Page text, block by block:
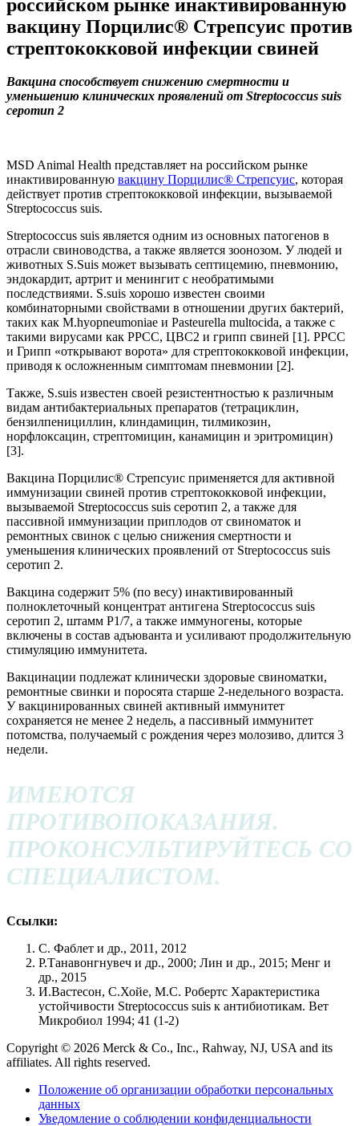
российском рынке инактивированную
вакцину Порцилис® Стрепсуиc против
стрептококковой инфекции свиней
Вакцина способствует снижению смертности и
уменьшению клинических проявлений от Streptococcus suis
серотип 2
MSD Animal Health представляет на российском рынке
инактивированную вакцину Порцилис® Стрепсуиc, которая
действует против стрептококковой инфекции, вызываемой
Streptococcus suis.
Streptococcus suis является одним из основных патогенов в
отрасли свиноводства, а также является зоонозом. У людей и
животных S.Suis может вызывать септицемию, пневмонию,
эндокардит, артрит и менингит с необратимыми
последствиями. S.suis хорошо известен своими
комбинаторными свойствами в отношении других бактерий,
таких как M.hyopneumoniae и Pasteurella multocida, а также с
такими вирусами как РРСС, ЦВС2 и грипп свиней [1]. РРСС
и Грипп «открывают ворота» для стрептококковой инфекции,
приводя к осложненным симптомам пневмонии [2].
Также, S.suis известен своей резистентностью к различным
видам антибактериальных препаратов (тетрациклин,
бензилпенициллин, клиндамицин, тилмикозин,
норфлоксацин, стрептомицин, канамицин и эритромицин)
[3].
Вакцина Порцилис® Стрепсуиc применяется для активной
иммунизации свиней против стрептококковой инфекции,
вызываемой Streptococcus suis серотип 2, а также для
пассивной иммунизации приплодов от свиноматок и
ремонтных свинок с целью снижения смертности и
уменьшения клинических проявлений от Streptococcus suis
серотип 2.
Вакцина содержит 5% (по весу) инактивированный
полноклеточный концентрат антигена Streptococcus suis
серотип 2, штамм Р1/7, а также иммуногены, которые
включены в состав адъюванта и усиливают продолжительную
стимуляцию иммунитета.
Вакцинации подлежат клинически здоровые свиноматки,
ремонтные свинки и поросята старше 2-недельного возраста.
У вакцинированных свиней активный иммунитет
сохраняется не менее 2 недель, а пассивный иммунитет
потомства, получаемый с рождения через молозиво, длится 3
недели.
ИМЕЮТСЯ
ПРОТИВОПОКАЗАНИЯ.
ПРОКОНСУЛЬТИРУЙТЕСЬ СО
СПЕЦИАЛИСТОМ.
Ссылки:
C. Фаблет и др., 2011, 2012
Р.Танавонгнувеч и др., 2000; Лин и др., 2015; Менг и
др., 2015
И.Вастесон, С.Хойе, М.С. Робертс Характеристика
устойчивости Streptococcus suis к антибиотикам. Вет
Микробиол 1994; 41 (1-2)
Copyright © 2026 Merck & Co., Inc., Rahway, NJ, USA and its
affiliates. All rights reserved.
Положение об организации обработки персональных
данных
Уведомление о соблюдении конфиденциальности